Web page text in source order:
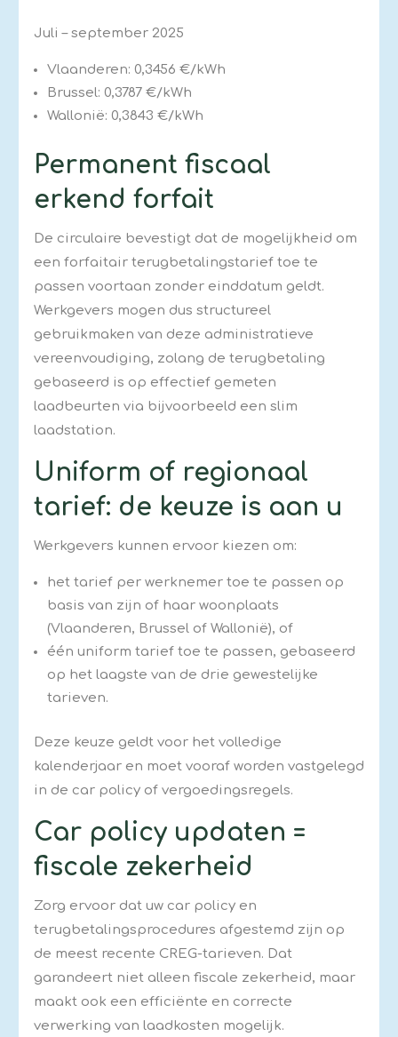
Juli – september 2025
Vlaanderen: 0,3456 €/kWh
Brussel: 0,3787 €/kWh
Wallonië: 0,3843 €/kWh
Permanent fiscaal
erkend forfait
De circulaire bevestigt dat de mogelijkheid om
een forfaitair terugbetalingstarief toe te
passen voortaan zonder einddatum geldt.
Werkgevers mogen dus structureel
gebruikmaken van deze administratieve
vereenvoudiging, zolang de terugbetaling
gebaseerd is op effectief gemeten
laadbeurten via bijvoorbeeld een slim
laadstation.
Uniform of regionaal
tarief: de keuze is aan u
Werkgevers kunnen ervoor kiezen om:
het tarief per werknemer toe te passen op
basis van zijn of haar woonplaats
(Vlaanderen, Brussel of Wallonië), of
één uniform tarief toe te passen, gebaseerd
op het laagste van de drie gewestelijke
tarieven.
Deze keuze geldt voor het volledige
kalenderjaar en moet vooraf worden vastgelegd
in de car policy of vergoedingsregels.
Car policy updaten =
fiscale zekerheid
Zorg ervoor dat uw car policy en
terugbetalingsprocedures afgestemd zijn op
de meest recente CREG-tarieven. Dat
garandeert niet alleen fiscale zekerheid, maar
maakt ook een efficiënte en correcte
verwerking van laadkosten mogelijk.